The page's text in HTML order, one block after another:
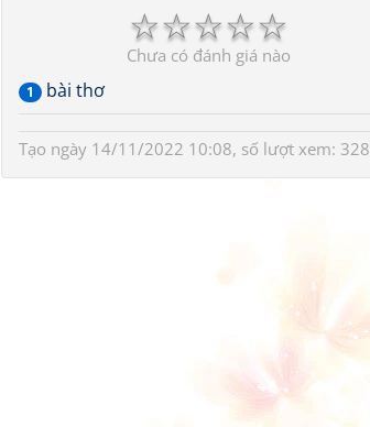
☆
☆
☆
☆
☆
Chưa có đánh giá nào
1 bài thơ
Tạo ngày 14/11/2022 10:08, số lượt xem: 328